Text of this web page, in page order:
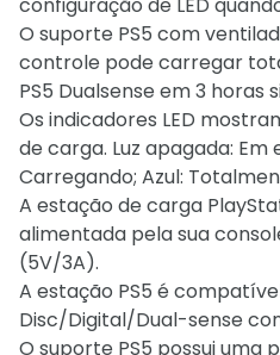
O suporte PS5 com
controle pode carregar
PS5 Dualsense em 3 horas
Os indicadores LED
de carga. Luz apagada: Em
Carregando; Azul:
A estação de carga
alimentada pela sua
(5V/3A).
A estação PS5 é
Disc/Digital/Dual-sense
O suporte PS5 possui uma